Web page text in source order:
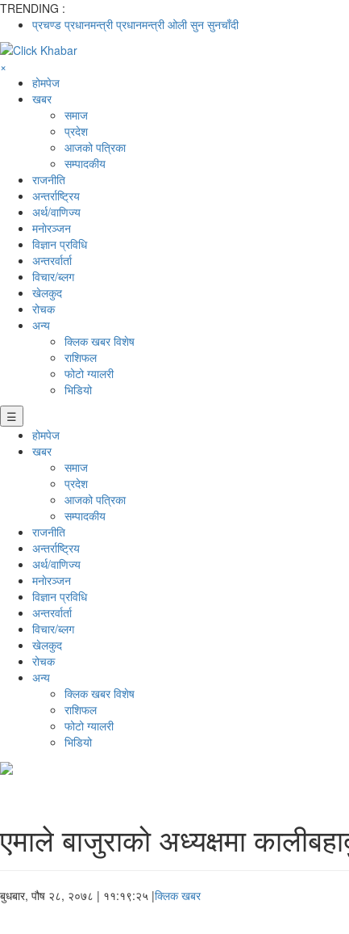
TRENDING :
प्रचण्ड प्रधानमन्त्री प्रधानमन्त्री ओली सुन सुनचाँदी
×
होमपेज
खबर
समाज
प्रदेश
आजको पत्रिका
सम्पादकीय
राजनीति
अन्तर्राष्ट्रिय
अर्थ/वाणिज्य
मनाेरञ्जन
विज्ञान प्रविधि
अन्तरर्वार्ता
विचार/ब्लग
खेलकुद
रोचक
अन्य
क्लिक खबर विशेष
राशिफल
फोटो ग्यालरी
भिडियो
☰
होमपेज
खबर
समाज
प्रदेश
आजको पत्रिका
सम्पादकीय
राजनीति
अन्तर्राष्ट्रिय
अर्थ/वाणिज्य
मनाेरञ्जन
विज्ञान प्रविधि
अन्तरर्वार्ता
विचार/ब्लग
खेलकुद
रोचक
अन्य
क्लिक खबर विशेष
राशिफल
फोटो ग्यालरी
भिडियो
एमाले बाजुराको अध्यक्षमा
बुधबार, पौष २८, २०७८ | ११:१९:२५ |क्लिक खबर